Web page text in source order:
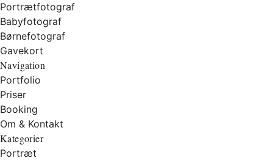
Portrætfotograf
Babyfotograf
Børnefotograf
Gavekort
Navigation
Portfolio
Priser
Booking
Om & Kontakt
Kategorier
Portræt